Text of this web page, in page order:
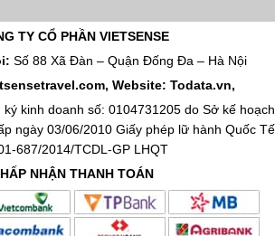
TY CỔ PHẦN VIETSENSE
Số 88 Xã Đàn – Quận Đống Đa – Hà Nội
Website: Todata.vn,
kinh doanh số: 0104731205 do Sở kế hoạch
ngày 03/06/2010 Giấy phép lữ hành Quốc Tế
687/2014/TCDL-GP LHQT
NHẬN THANH TOÁN